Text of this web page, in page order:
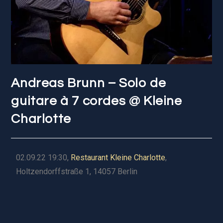
Andreas Brunn – Solo de
guitare à 7 cordes @ Kleine
Charlotte
02.09.22 19:30, Restaurant Kleine Charlotte,
Holtzendorffstraße 1, 14057 Berlin